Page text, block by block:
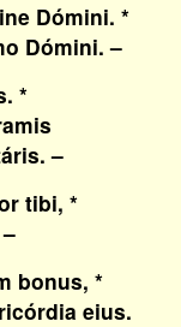
Dómini. *
Dómini. –
*
–
tibi, *
bonus, *
eius.